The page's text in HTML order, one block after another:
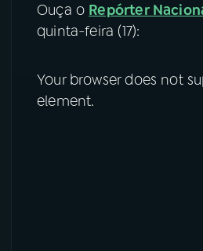
Ouça o Repórter
quinta-feira (17):
Your browser does not
element.